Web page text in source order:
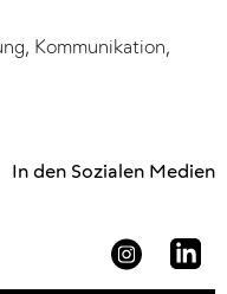
Kommunikation,
In den Sozialen Medien